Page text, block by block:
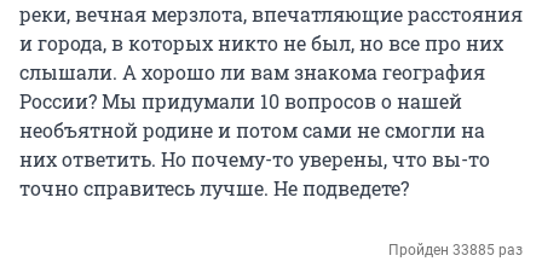
реки, вечная мерзлота, впечатляющие расстояния
и города, в которых никто не был, но все про них
слышали. А хорошо ли вам знакома география
России? Мы придумали 10 вопросово нашей
необъятной родине и потом сами не смогли на
них ответить. Но почему-то уверены, что вы-то
точно справитесь лучше. Не подведете?
Пройден 33885 раз